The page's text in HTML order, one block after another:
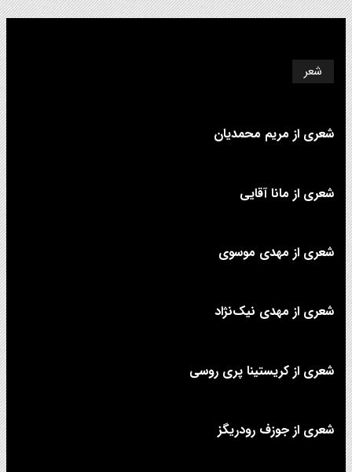
شعر
شعری از مریم محمدیان
شعری از مانا آقایی
شعری از مهدی موسوی
شعری از مهدی نیک‌نژاد
شعری از کریستینا پری روسی
شعری از جوزف رودریگز